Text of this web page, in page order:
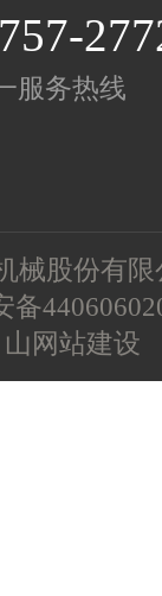
服务热线
械股份有
备
山网站建设